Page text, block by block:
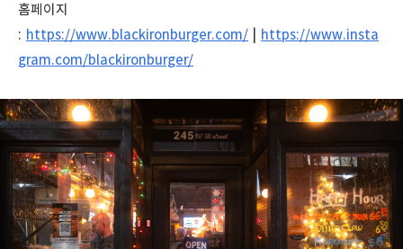
홈페이지
: https://www.blackironburger.com/
https://www.insta
gram.com/blackironburger/